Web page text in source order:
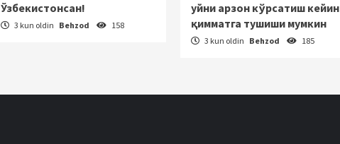
Ўзбекистонсан!
3 kun oldin Behzod 158
уйни арзон кўрсатиш кейин
қимматга тушиши мумкин
3 kun oldin Behzod 185